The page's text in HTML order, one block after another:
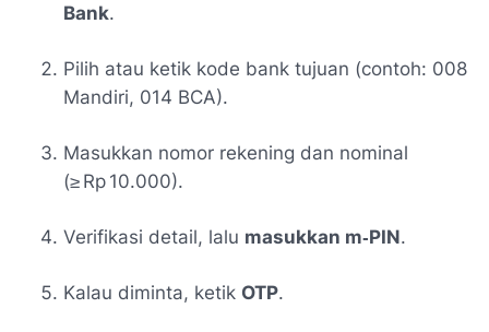
Bank.
Pilih atau ketik kode bank tujuan (contoh: 008
Mandiri, 014 BCA).
Masukkan nomor rekening dan nominal
(≥ Rp 10.000).
Verifikasi detail, lalu masukkan m‑PIN.
Kalau diminta, ketik OTP.